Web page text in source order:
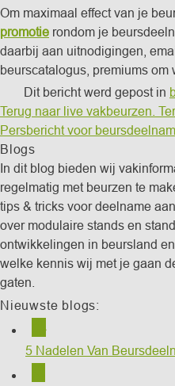
Om maximaal effect van je
promotie rondom je
daarbij aan uitnodigingen,
beurscatalogus, premiums om
Dit bericht werd gepost in
Terug naar live vakbeurzen.
Persbericht voor
Blogs
In dit blog bieden wij
regelmatig met beurzen te
tips & tricks voor deelname
over modulaire stands en
ontwikkelingen in beursland
welke kennis wij met je gaan
gaten.
Nieuwste blogs:
5 Nadelen Van